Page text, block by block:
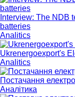
Interview: The NDB
batteries
Analitics
Ukrenergoexport's
Analitics
Постачання
Аналітика